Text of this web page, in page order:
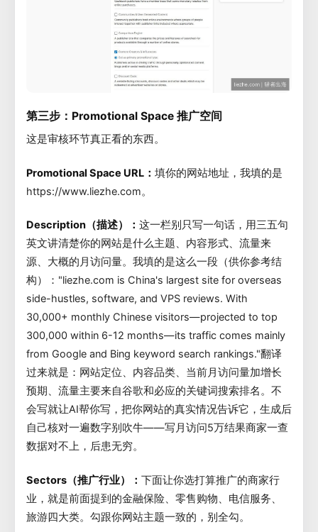
第三步：Promotional Space 推广空间
这是审核环节真正看的东西。
Promotional Space URL： 填你的网站地址，我填的是
https://www.liezhe.com。
Description（描述）： 这一栏别只写一句话，用三五句
英文讲清楚你的网站是什么主题、内容形式、流量来
源、大概的月访问量。我填的是这么一段（供你参考结
构）："liezhe.com is China's largest site for overseas
side-hustles, software, and VPS reviews. With
30,000+ monthly Chinese visitors—projected to top
300,000 within 6-12 months—its traffic comes mainly
from Google and Bing keyword search rankings."翻译
过来就是：网站定位、内容品类、当前月访问量加增长
预期、流量主要来自谷歌和必应的关键词搜索排名。不
会写就让AI帮你写，把你网站的真实情况告诉它，生成后
自己核对一遍数字别吹牛——写月访问5万结果商家一查
数据对不上，后患无穷。
Sectors（推广行业）： 下面让你选打算推广的商家行
业，就是前面提到的金融保险、零售购物、电信服务、
旅游四大类。勾跟你网站主题一致的，别全勾。